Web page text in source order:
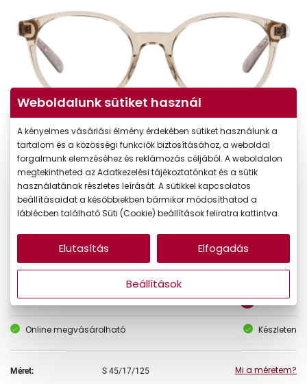
-40%
Korábbi ár: 20.990 Ft
Akciós ár: 12.594 Ft
A feltűntetett ár a szemüvegkeretre vonatkozik.
Online megvásárolható Készleten
Méret: S 45/17/125 Mi a méretem?
Weboldalunk sütiket használ
A kényelmes vásárlási élmény érdekében sütiket használunk a
tartalom és a közösségi funkciók biztosításához, a weboldal
forgalmunk elemzéséhez és reklámozás céljából. A weboldalon
megtekintheted az Adatkezelési tájékoztatónkat és a sütik
használatának részletes leírását. A sütikkel kapcsolatos
beállításaidat a későbbiekben bármikor módosíthatod a
láblécben található Süti (Cookie) beállítások feliratra kattintva.
Beállítások
Elutasítás Elfogadás